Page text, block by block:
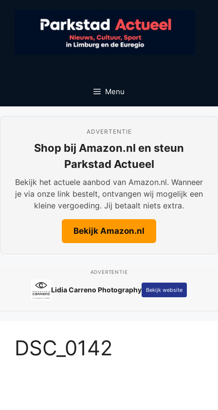
Menu
ADVERTENTIE
Shop bij Amazon.nl en steun
Parkstad Actueel
Bekijk het actuele aanbod van Amazon.nl. Wanneer
je via onze link bestelt, ontvangen wij mogelijk een
kleine vergoeding. Jij betaalt niets extra.
Bekijk Amazon.nl
ADVERTENTIE
Lidia Carreno Photography Bekijk website
DSC_0142